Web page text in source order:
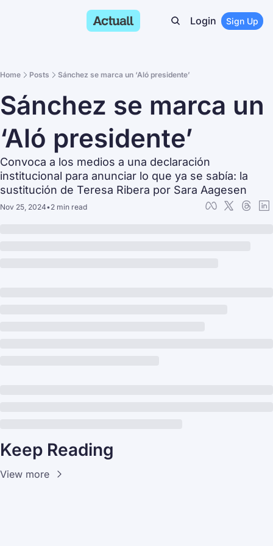
Login Sign Up
Home Posts Sánchez se marca un ‘Aló presidente’
Sánchez se marca un
‘Aló presidente’
Convoca a los medios a una declaración
institucional para anunciar lo que ya se sabía: la
sustitución de Teresa Ribera por Sara Aagesen
Nov 25, 2024•2 min read
Keep Reading
View more